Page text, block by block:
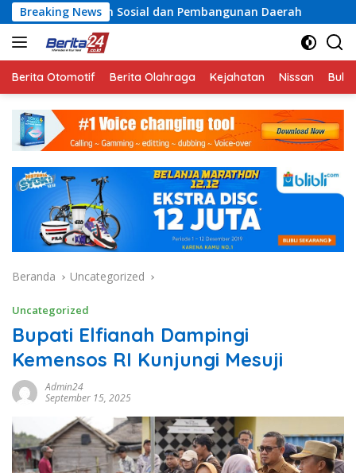
Langsung
ke
konten
Breaking News
dan Pembangunan Daerah Rayakan Semangat
Berita Otomotif Berita Olahraga Kejahatan Nissan
Beranda Uncategorized
Uncategorized
Bupati Elfianah Dampingi
Kemensos RI Kunjungi Mesuji
Admin24
September 15, 2025